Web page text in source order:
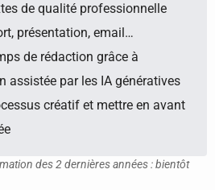
de qualité professionnelle
présentation, email…
de rédaction grâce à
assistée par les IA génératives
créatif et mettre en avant
des 2 dernières années : bientôt